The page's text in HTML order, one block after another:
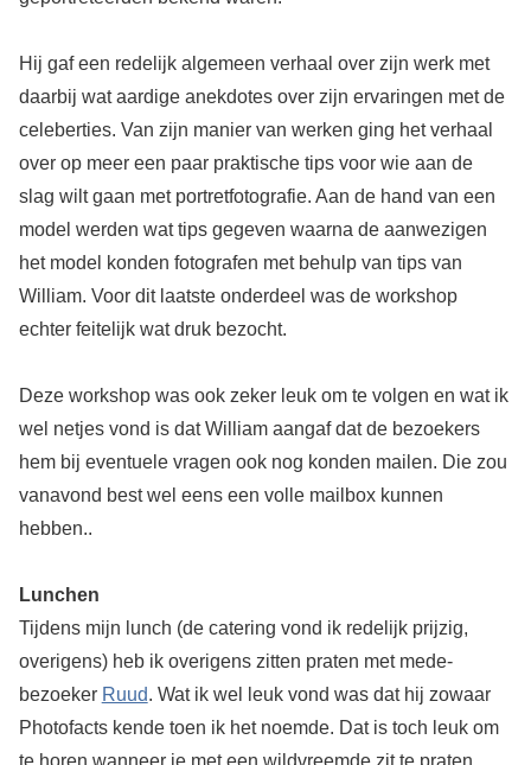
Hij gaf een redelijk algemeen verhaal over zijn werk met
daarbij wat aardige anekdotes over zijn ervaringen met de
celeberties. Van zijn manier van werken ging het verhaal
over op meer een paar praktische tips voor wie aan de
slag wilt gaan met portretfotografie. Aan de hand van een
model werden wat tips gegeven waarna de aanwezigen
het model konden fotografen met behulp van tips van
William. Voor dit laatste onderdeel was de workshop
echter feitelijk wat druk bezocht.
Deze workshop was ook zeker leuk om te volgen en wat ik
wel netjes vond is dat William aangaf dat de bezoekers
hem bij eventuele vragen ook nog konden mailen. Die zou
vanavond best wel eens een volle mailbox kunnen
hebben..
Lunchen
Tijdens mijn lunch (de catering vond ik redelijk prijzig,
overigens) heb ik overigens zitten praten met mede-
bezoeker Ruud. Wat ik wel leuk vond was dat hij zowaar
Photofacts kende toen ik het noemde. Dat is toch leuk om
te horen wanneer je met een wildvreemde zit te praten.